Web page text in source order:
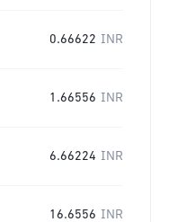
0.66622 INR
1.66556 INR
6.66224 INR
16.6556 INR